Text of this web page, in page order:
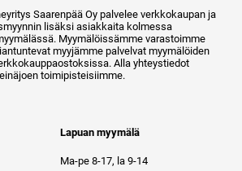
Saarenpää Oy palvelee verkkokaupan ja
lisäksi asiakkaita kolmessa
Myymälöissämme varastoimme
myyjämme palvelvat myymälöiden
Alla yhteystiedot
toimipisteisiimme.
Lapuan myymälä
Ma-pe 8-17, la 9-14